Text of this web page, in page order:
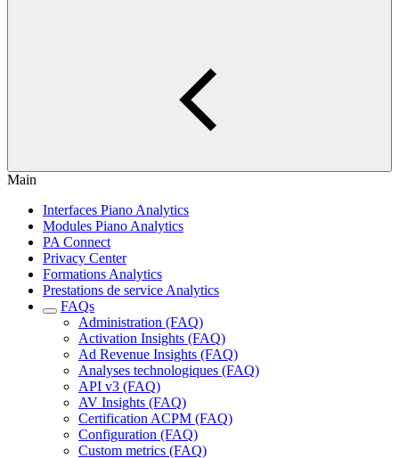
Main
Interfaces Piano Analytics
Modules Piano Analytics
PA Connect
Privacy Center
Formations Analytics
Prestations de service Analytics
FAQs
Administration (FAQ)
Activation Insights (FAQ)
Ad Revenue Insights (FAQ)
Analyses technologiques (FAQ)
API v3 (FAQ)
AV Insights (FAQ)
Certification ACPM (FAQ)
Configuration (FAQ)
Custom metrics (FAQ)